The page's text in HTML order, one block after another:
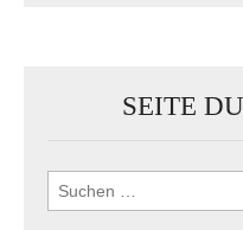
SEITE
Suchen
nach: